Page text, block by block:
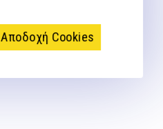
Αποδοχή Cookies